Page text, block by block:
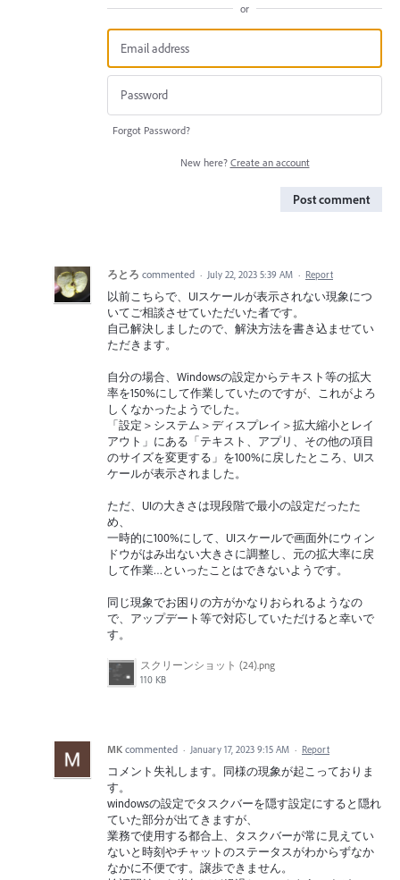
or
Forgot Password?
New here? Create an account
Post comment
ろとろ commented · July 22, 2023 5:39 AM · Report
以前こちらで、UIスケールが表示されない現象につ
いてご相談させていただいた者です。
自己解決しましたので、解決方法を書き込ませてい
ただきます。
自分の場合、Windowsの設定からテキスト等の拡大
率を150%にして作業していたのですが、これがよろ
しくなかったようでした。
「設定＞システム＞ディスプレイ＞拡大縮小とレイ
アウト」にある「テキスト、アプリ、その他の項目
のサイズを変更する」を100%に戻したところ、UIス
ケールが表示されました。
ただ、UIの大きさは現段階で最小の設定だったた
め、
一時的に100%にして、UIスケールで画面外にウィン
ドウがはみ出ない大きさに調整し、元の拡大率に戻
して作業…といったことはできないようです。
同じ現象でお困りの方がかなりおられるようなの
で、アップデート等で対応していただけると幸いで
す。
スクリーンショット (24).png
110 KB
MK commented · January 17, 2023 9:15 AM · Report
コメント失礼します。同様の現象が起こっておりま
す。
windowsの設定でタスクバーを隠す設定にすると隠れ
ていた部分が出てきますが、
業務で使用する都合上、タスクバーが常に見えてい
ないと時刻やチャットのステータスがわからずなか
なかに不便です。譲歩できません。